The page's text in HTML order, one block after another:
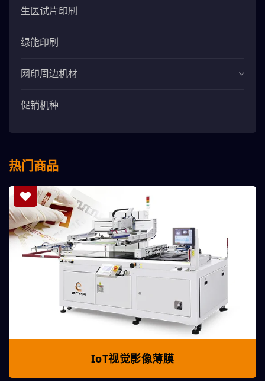
生医试片印刷
绿能印刷
网印周边机材
促销机种
热门商品
IoT视觉影像薄膜